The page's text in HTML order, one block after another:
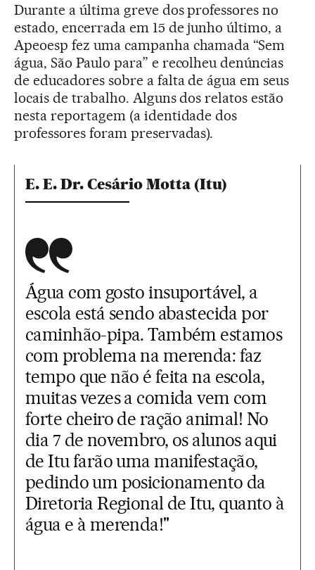
Durante a última greve dos professores no
estado, encerrada em 15 de junho último, a
Apeoesp fez uma campanha chamada “Sem
água, São Paulo para” e recolheu denúncias
de educadores sobre a falta de água em seus
locais de trabalho. Alguns dos relatos estão
nesta reportagem (a identidade dos
professores foram preservadas).
E. E. Dr. Cesário Motta (Itu)
Água com gosto insuportável, a
escola está sendo abastecida por
caminhão-pipa. Também estamos
com problema na merenda: faz
tempo que não é feita na escola,
muitas vezes a comida vem com
forte cheiro de ração animal! No
dia 7 de novembro, os alunos aqui
de Itu farão uma manifestação,
pedindo um posicionamento da
Diretoria Regional de Itu, quanto à
água e à merenda!"